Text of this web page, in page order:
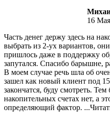
16
Часть денег держу здесь на
выбрать из 2-ух вариантов,
пришлось даже в поддержку
запутался. Спасибо барышне,
В моем случае речь шла об
зашел как новый клиент под
закончатся, буду смотреть.
накопительных счетах нет, а
определяющий фактор.